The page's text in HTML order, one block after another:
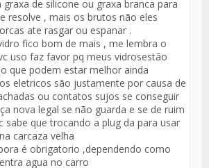
de silicone ou graxa branca para
resolve , mais os brutos não eles
ate rasgar ou espanar .
fico bom de mais , me lembra o
uso faz favor pq meus vidrosestão
que podem estar melhor ainda
eletricos são justamente por causa de
ou contatos sujos se conseguir
nova legal se não guarda e se de ruim
sabe que trocando a plug da para usar
carcaza velha
é obrigatorio ,dependendo como
agua no carro